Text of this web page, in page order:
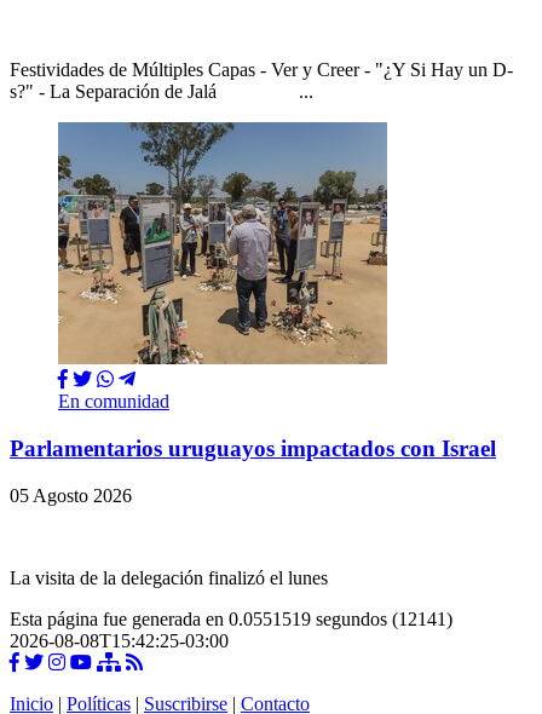
Festividades de Múltiples Capas - Ver y Creer - "¿Y Si Hay un D-
s?" - La Separación de Jalá ...
En comunidad
Parlamentarios uruguayos impactados con Israel
05 Agosto 2026
La visita de la delegación finalizó el lunes
Esta página fue generada en 0.0551519 segundos (12141)
2026-08-08T15:42:25-03:00
Inicio | Políticas | Suscribirse | Contacto